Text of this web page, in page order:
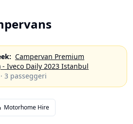
: Campervan Premium
Iveco Daily 2023 Istanbul
· 3 passeggeri
Motorhome Hire